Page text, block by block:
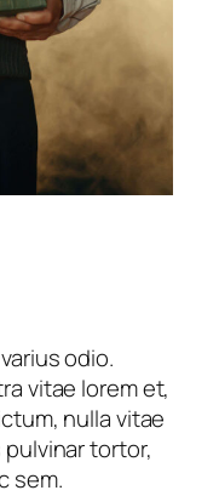
odio.
vitae lorem et,
nulla vitae
tortor,
sem.